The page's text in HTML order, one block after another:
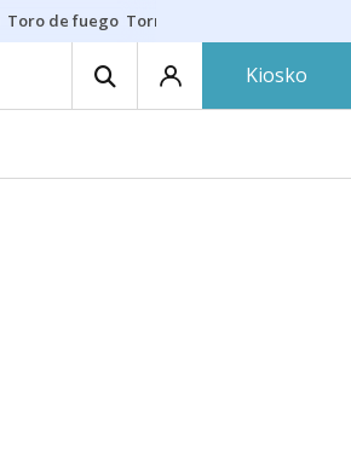
Toro de fuego Tornike Shengelia
Kiosko